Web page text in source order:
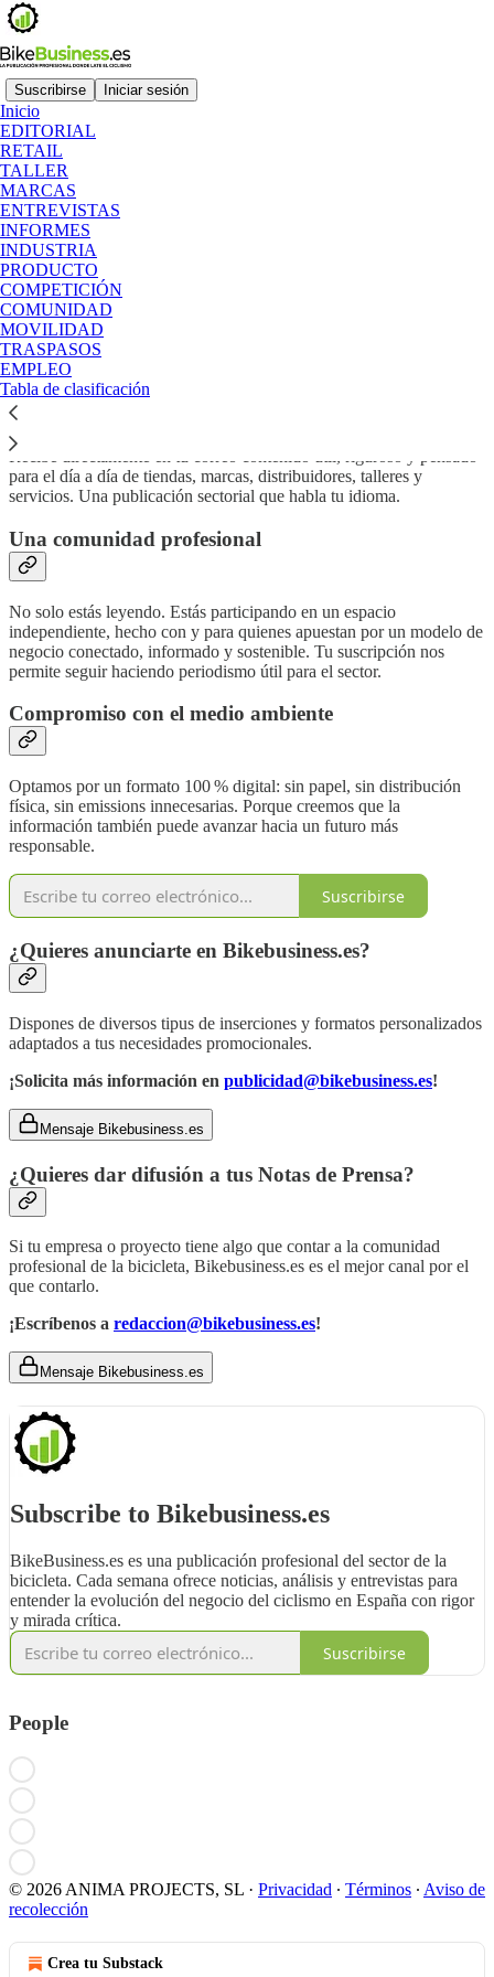
Suscribirse Iniciar sesión
Inicio
EDITORIAL
RETAIL
TALLER
MARCAS
ENTREVISTAS
INFORMES
INDUSTRIA
PRODUCTO
COMPETICIÓN
COMUNIDAD
MOVILIDAD
TRASPASOS
EMPLEO
Tabla de clasificación
¿Por qué suscribirse a BikeBusiness.es?
Si formas parte del sector profesional de la bicicleta, este boletín
es para ti. Cada semana te traemos análisis, noticias
contrastadas y entrevistas con las voces que hacen girar el
negocio de la bicicleta en España. Sin ruido, sin superficialidad.
Información que importa
Recibe directamente en tu correo contenido útil, riguroso y pensado
para el día a día de tiendas, marcas, distribuidores, talleres y
servicios. Una publicación sectorial que habla tu idioma.
Una comunidad profesional
No solo estás leyendo. Estás participando en un espacio
independiente, hecho con y para quienes apuestan por un modelo de
negocio conectado, informado y sostenible. Tu suscripción nos
permite seguir haciendo periodismo útil para el sector.
Compromiso con el medio ambiente
Optamos por un formato 100 % digital: sin papel, sin distribución
física, sin emissions innecesarias. Porque creemos que la
información también puede avanzar hacia un futuro más
responsable.
Suscribirse
¿Quieres anunciarte en Bikebusiness.es?
Dispones de diversos tipus de inserciones y formatos personalizados
adaptados a tus necesidades promocionales.
¡Solicita más información en publicidad@bikebusiness.es!
Mensaje Bikebusiness.es
¿Quieres dar difusión a tus Notas de Prensa?
Si tu empresa o proyecto tiene algo que contar a la comunidad
profesional de la bicicleta, Bikebusiness.es es el mejor canal por el
que contarlo.
¡Escríbenos a redaccion@bikebusiness.es!
Mensaje Bikebusiness.es
Subscribe to Bikebusiness.es
BikeBusiness.es es una publicación profesional del sector de la
bicicleta. Cada semana ofrece noticias, análisis y entrevistas para
entender la evolución del negocio del ciclismo en España con rigor
y mirada crítica.
Suscribirse
People
© 2026 ANIMA PROJECTS, SL · Privacidad ∙ Términos ∙ Aviso de
recolección
Crea tu Substack